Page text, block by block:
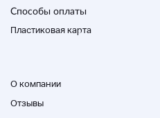
Способы оплаты
Пластиковая карта
О компании
Отзывы